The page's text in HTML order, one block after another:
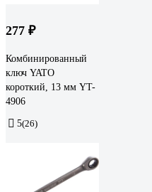
277 ₽
Комбинированный
ключ YATO
короткий, 13 мм YT-
4906
5(26)